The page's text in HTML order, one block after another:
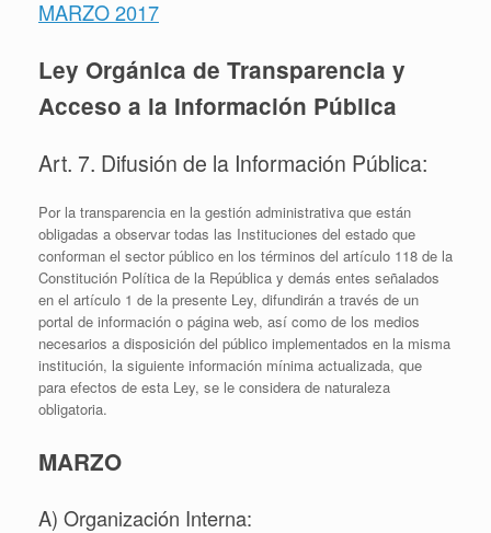
MARZO 2017
Ley Orgánica de Transparencia y
Acceso a la Información Pública
Art. 7. Difusión de la Información Pública:
Por la transparencia en la gestión administrativa que están
obligadas a observar todas las Instituciones del estado que
conforman el sector público en los términos del artículo 118 de la
Constitución Política de la República y demás entes señalados
en el artículo 1 de la presente Ley, difundirán a través de un
portal de información o página web, así como de los medios
necesarios a disposición del público implementados en la misma
institución, la siguiente información mínima actualizada, que
para efectos de esta Ley, se le considera de naturaleza
obligatoria.
MARZO
A) Organización Interna: